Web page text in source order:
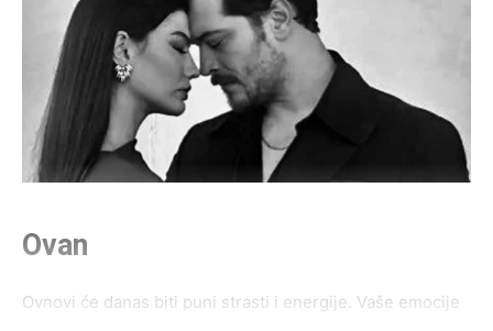
Ovan
Ovnovi će danas biti puni strasti i energije. Vaše emocije